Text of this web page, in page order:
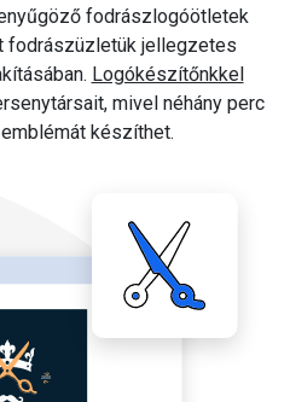
fodrászlogóötletek
fodrászüzletük jellegzetes
Logókészítőnkkel
mivel néhány perc
készíthet.